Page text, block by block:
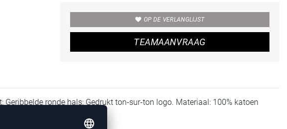
OP DE VERLANGLIJST
TEAMAANVRAAG
ronde hals; Gedrukt ton-sur-ton logo. Materiaal: 100% katoen